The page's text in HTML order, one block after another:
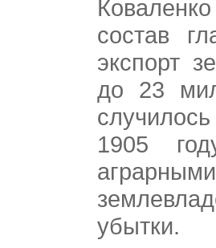
состав
экспорт
до 23
1905
убытки.